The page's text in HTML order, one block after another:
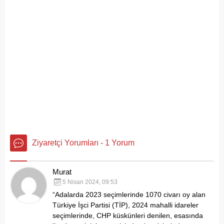
Ziyaretçi Yorumları - 1 Yorum
Murat
5 Nisan 2024, 09:53
“Adalarda 2023 seçimlerinde 1070 civarı oy alan
Türkiye İşci Partisi (TİP), 2024 mahalli idareler
seçimlerinde, CHP küskünleri denilen, esasında